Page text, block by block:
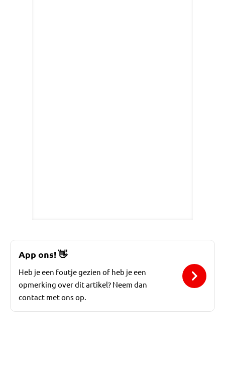
App ons!👋
Heb je een foutje gezien of heb je een
opmerking over dit artikel? Neem dan
contact met ons op.